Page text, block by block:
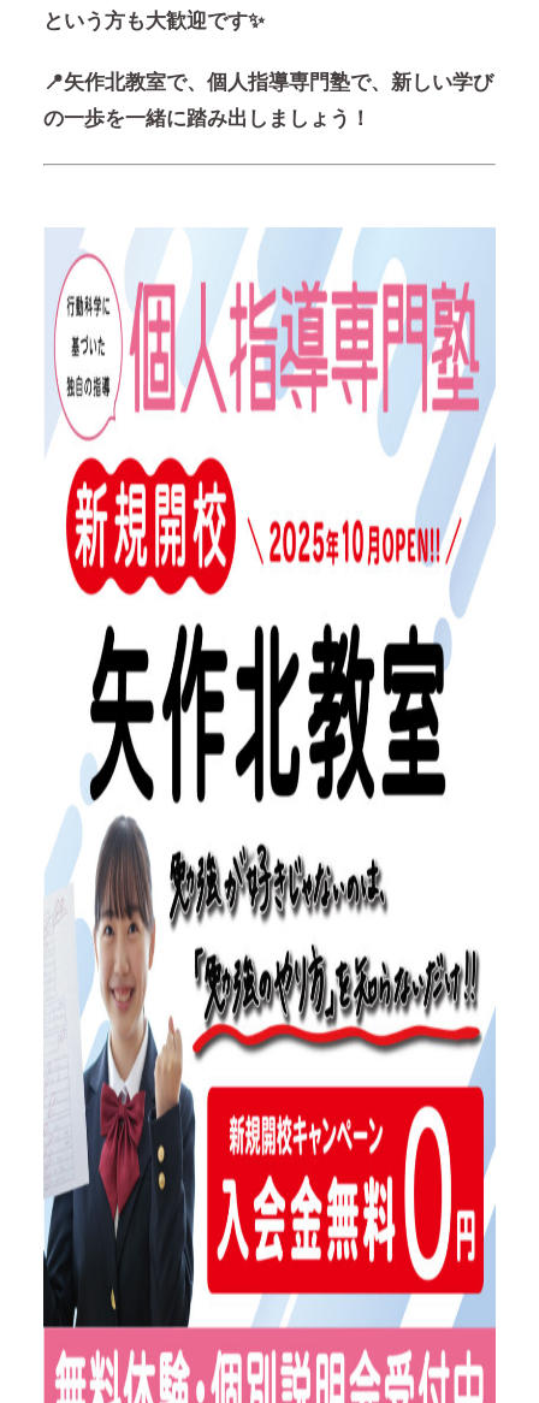
という方も大歓迎です✨
📍矢作北教室で、個人指導専門塾で、新しい学び
の一歩を一緒に踏み出しましょう！